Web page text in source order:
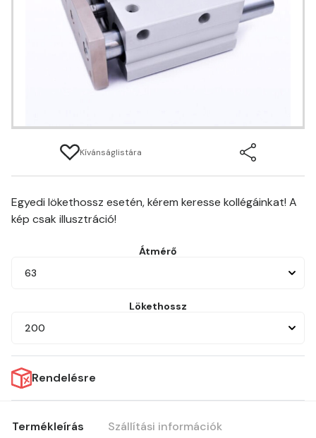
Kívánságlistára
Egyedi lökethossz esetén, kérem keresse kollégáinkat! A
kép csak illusztráció!
Átmérő
63
Lökethossz
200
Rendelésre
Termékleírás Szállítási információk